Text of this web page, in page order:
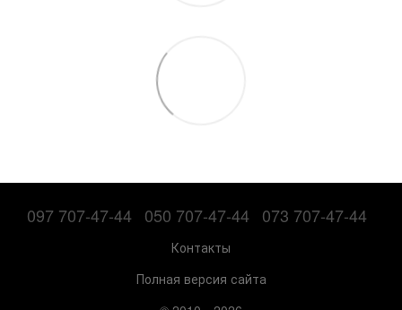
097 707-47-44 050 707-47-44 073 707-47-44
Контакты
Полная версия сайта